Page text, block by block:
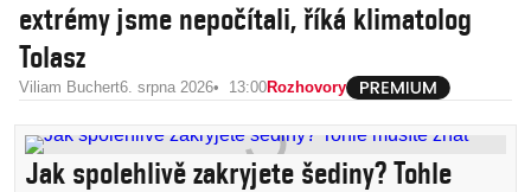
extrémy jsme nepočítali, říká klimatolog
Tolasz
Viliam Buchert6. srpna 2026 13:00Rozhovory
Jak spolehlivě zakryjete šediny? Tohle